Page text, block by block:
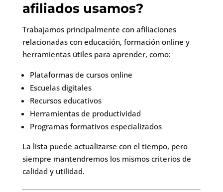
afiliados usamos?
Trabajamos principalmente con afiliaciones
relacionadas con educación, formación online y
herramientas útiles para aprender, como:
Plataformas de cursos online
Escuelas digitales
Recursos educativos
Herramientas de productividad
Programas formativos especializados
La lista puede actualizarse con el tiempo, pero
siempre mantendremos los mismos criterios de
calidad y utilidad.